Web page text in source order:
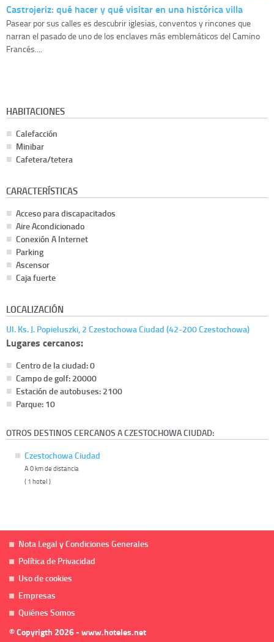
Castrojeriz: qué hacer y qué visitar en una histórica villa
Pasear por sus calles es descubrir iglesias, conventos y rincones que
narran el pasado de uno de los enclaves más emblemáticos del Camino
Francés....
HABITACIONES
Calefacción
Minibar
Cafetera/tetera
CARACTERÍSTICAS
Acceso para discapacitados
Aire Acondicionado
Conexión A Internet
Parking
Ascensor
Caja fuerte
LOCALIZACIÓN
Ul. Ks. J. Popieluszki, 2 Czestochowa Ciudad (42-200 Czestochowa)
Lugares cercanos:
Centro de la ciudad: 0
Campo de golf: 20000
Estación de autobuses: 2100
Parque: 10
OTROS DESTINOS CERCANOS A CZESTOCHOWA CIUDAD:
Czestochowa Ciudad
A 0 km de distancia
( 1 hotel )
Nota Legal y Condiciones Generales
Política de Privacidad
Uso de cookies
Empresas
Quiénes Somos
© Copyrigth 2026 - www.hoteles.net